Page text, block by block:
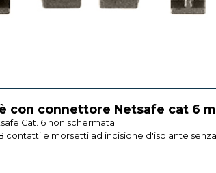
con connettore Netsafe cat 6
Cat. 6 non schermata.
contatti e morsetti ad incisione d'isolante